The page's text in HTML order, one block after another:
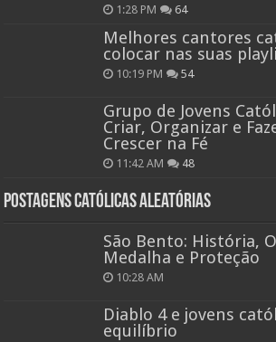
1:28 PM 64
Melhores cantores
colocar nas suas
10:19 PM 54
Grupo de Jovens
Criar, Organizar e
Crescer na Fé
11:42 AM 48
Postagens católicas aleatórias
São Bento: História,
Medalha e Proteção
10:28 AM
Diablo 4 e jovens
equilíbrio